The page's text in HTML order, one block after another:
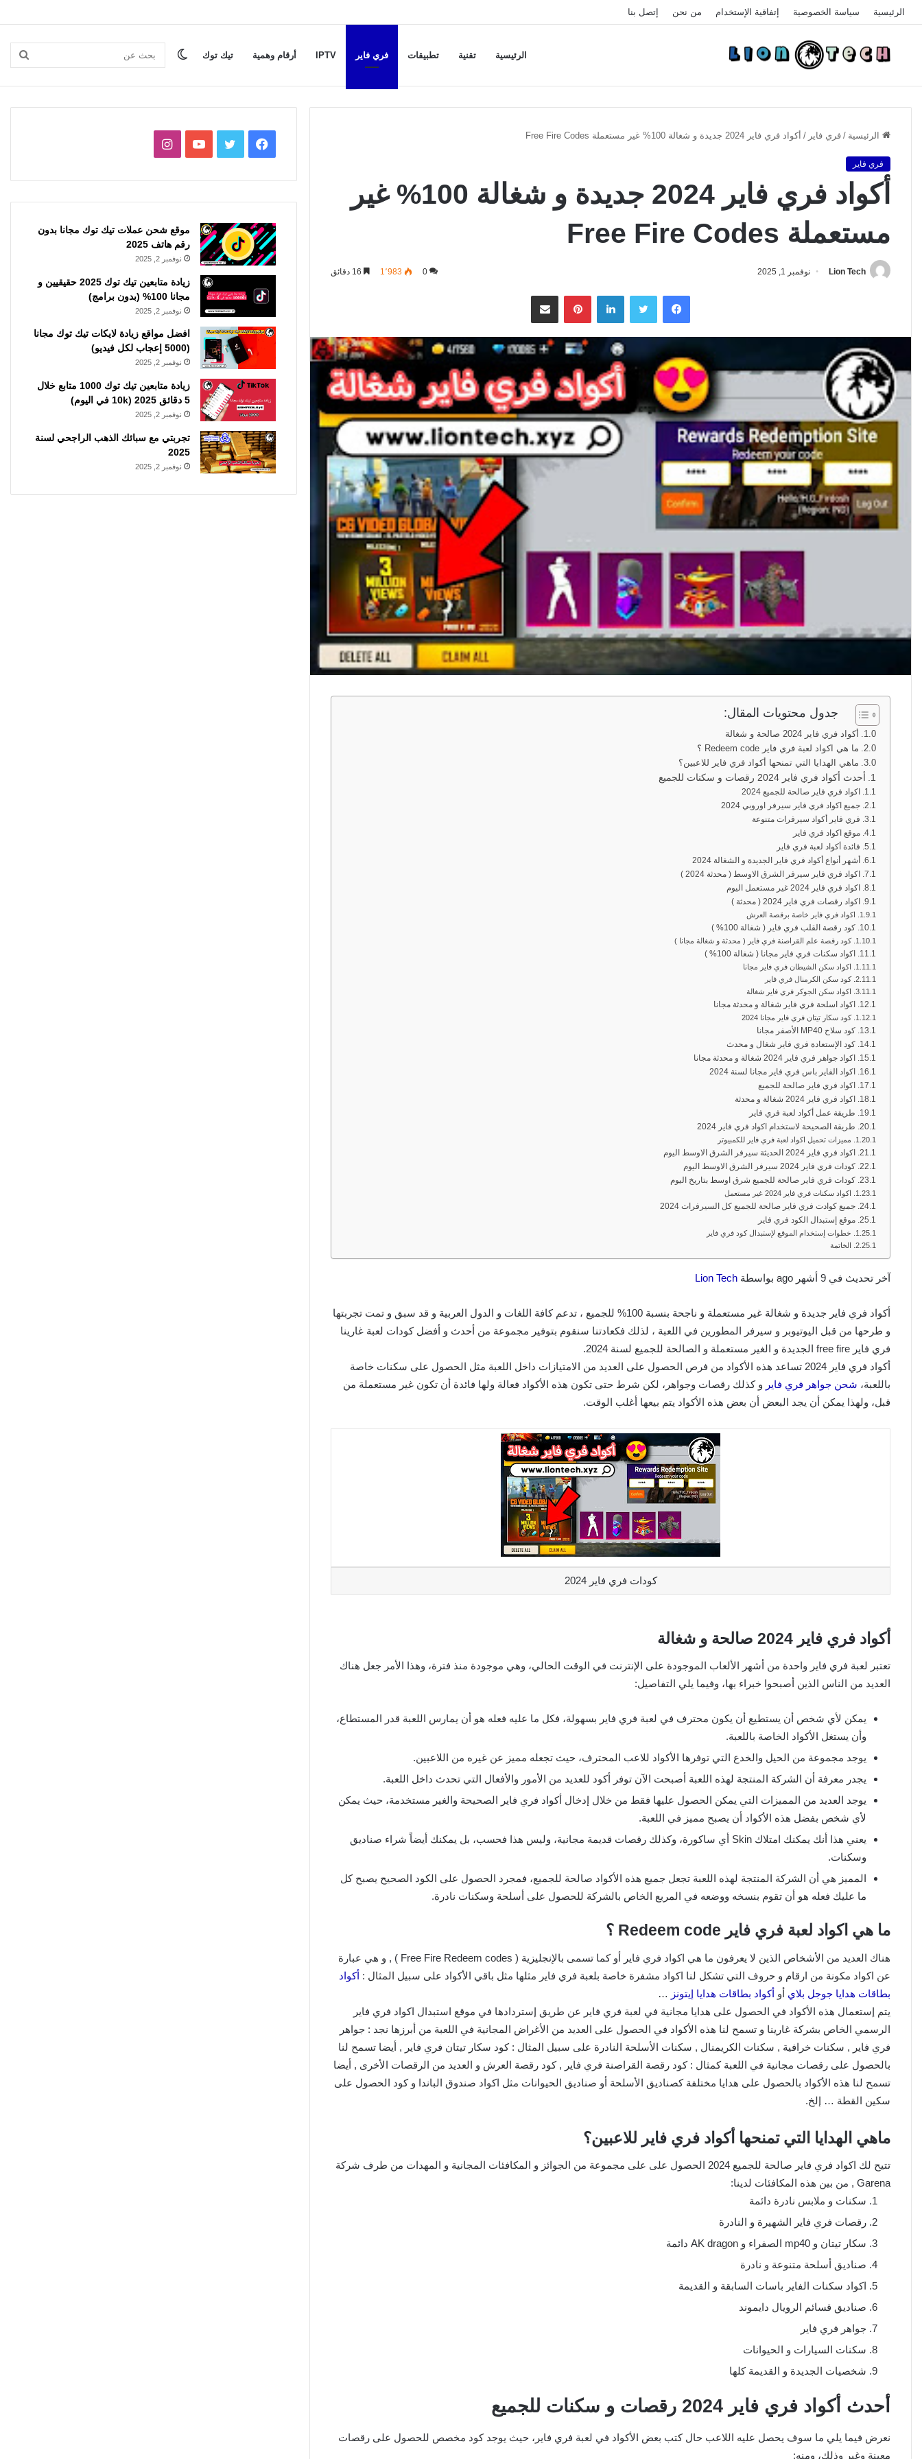
الرئيسية سياسة الخصوصية إتفاقية الإستخدام من نحن إتصل بنا
الرئيسية تقنية تطبيقات فري فاير IPTV أرقام وهمية تيك توك بحث الوضع
الرئيسية / فري فاير / أكواد فري فاير 2024 جديدة و شغالة 100% غير مستعملة Free Fire Codes
فري فاير
أكواد فري فاير 2024 جديدة و شغالة 100% غير
مستعملة Free Fire Codes
Lion Tech نوفمبر 1, 2025 0 1٬983
فيسبوك تويتر لينكدإن بينتيريستمشاركة عبر البريد
جدول محتويات المقال:
أكواد فري فاير 2024 صالحة و شغالة
ما هي اكواد لعبة فري فاير Redeem code ؟
ماهي الهدايا التي تمنحها أكواد فري فاير للاعبين؟
أحدث أكواد فري فاير 2024 رقصات و سكنات للجميع
اكواد فري فاير صالحة للجميع 2024
جميع اكواد فري فاير سيرفر اوروبي 2024
فري فاير أكواد سيرفرات متنوعة
موقع اكواد فري فاير
فائدة أكواد لعبة فري فاير
أشهر أنواع أكواد فري فاير الجديدة و الشغالة 2024
اكواد فري فاير سيرفر الشرق الاوسط ( محدثة 2024 )
اكواد فري فاير 2024 غير مستعمل اليوم
اكواد رقصات فري فاير 2024 ( محدثة )
اكواد فري فاير خاصة برقصة العرش
كود رقصة القلب فري فاير ( شغالة 100% )
كود رقصة علم القراصنة فري فاير ( محدثة و شغالة مجانا )
اكواد سكنات فري فاير مجانا ( شغالة 100% )
اكواد سكن الشيطان فري فاير مجانا
كود سكن الكرمنال فري فاير
اكواد سكن الجوكر فري فاير شغالة
اكواد اسلحة فري فاير شغالة و محدثة مجانا
كود سكار تيتان فري فاير مجانا 2024
كود سلاح MP40 الأصفر مجانا
كود الإستعادة فري فاير شغال و محدث
اكواد جواهر فري فاير 2024 شغالة و محدثة مجانا
اكواد الفاير باس فري فاير مجانا لسنة 2024
اكواد فري فاير صالحة للجميع
اكواد فري فاير 2024 شغالة و محدثة
طريقة عمل أكواد لعبة فري فاير
طريقة الصحيحة لاستخدام اكواد فري فاير 2024
مميزات تحميل اكواد لعبة فري فاير للكمبيوتر
اكواد فري فاير 2024 الحديثة سيرفر الشرق الاوسط اليوم
كودات فري فاير 2024 سيرفر الشرق الاوسط اليوم
كودات فري فاير صالحة للجميع شرق اوسط بتاريخ اليوم
اكواد سكنات فري فاير 2024 غير مستعمل
جميع كوادت فري فاير صالحة للجميع كل السيرفرات 2024
موقع إستبدال الكود فري فاير
خطوات إستخدام الموقع لإستبدال كود فري فاير
الخاتمة
آخر تحديث في 9 أشهر ago بواسطة Lion Tech
أكواد فري فاير جديدة و شغالة غير مستعملة و ناجحة بنسبة 100% للجميع ، تدعم كافة اللغات و الدول العربية و قد سبق و تمت تجربتها
و طرحها من قبل اليوتيوبر و سيرفر المطورين في اللعبة ، لذلك فكعادتنا سنقوم بتوفير مجموعة من أحدث و أفضل كودات لعبة غارينا
فري فاير free fire الجديدة و الغير مستعملة و الصالحة للجميع لسنة 2024.
أكواد فري فاير 2024 تساعد هذه الأكواد من فرص الحصول على العديد من الامتيازات داخل اللعبة مثل الحصول على سكنات خاصة
باللعبة، شحن جواهر فري فاير و كذلك رقصات وجواهر، لكن شرط حتى تكون هذه الأكواد فعالة ولها فائدة أن تكون غير مستعملة من
قبل، ولهذا يمكن أن يجد البعض أن بعض هذه الأكواد يتم بيعها أغلب الوقت.
كودات فري فاير 2024
أكواد فري فاير 2024 صالحة و شغالة
تعتبر لعبة فري فاير واحدة من أشهر الألعاب الموجودة على الإنترنت في الوقت الحالي، وهي موجودة منذ فترة، وهذا الأمر جعل هناك
العديد من الناس الذين أصبحوا خبراء بها، وفيما يلي التفاصيل:
يمكن لأي شخص أن يستطيع أن يكون محترف في لعبة فري فاير بسهولة، فكل ما عليه فعله هو أن يمارس اللعبة قدر المستطاع،
وأن يستغل الأكواد الخاصة باللعبة.
يوجد مجموعة من الحيل والخدع التي توفرها الأكواد للاعب المحترف، حيث تجعله مميز عن غيره من اللاعبين.
يجدر معرفة أن الشركة المنتجة لهذه اللعبة أصبحت الآن توفر أكود للعديد من الأمور والأفعال التي تحدث داخل اللعبة.
يوجد العديد من المميزات التي يمكن الحصول عليها فقط من خلال إدخال أكواد فري فاير الصحيحة والغير مستخدمة، حيث يمكن
لأي شخص بفضل هذه الأكواد أن يصبح مميز في اللعبة.
يعني هذا أنك يمكنك امتلاك Skin أي ساكورة، وكذلك رقصات قديمة مجانية، وليس هذا فحسب، بل يمكنك أيضاً شراء صناديق
وسكنات.
المميز هي أن الشركة المنتجة لهذه اللعبة تجعل جميع هذه الأكواد صالحة للجميع، فمجرد الحصول على الكود الصحيح يصبح كل
ما عليك فعله هو أن تقوم بنسخه ووضعه في المربع الخاص بالشركة للحصول على أسلحة وسكنات نادرة.
ما هي اكواد لعبة فري فاير Redeem code ؟
هناك العديد من الأشخاص الذين لا يعرفون ما هي اكواد فري فاير أو كما تسمى بالإنجليزية ( Free Fire Redeem codes ) , و هي عبارة
عن اكواد مكونة من ارقام و حروف التي تشكل لنا اكواد مشفرة خاصة بلعبة فري فاير مثلها مثل باقي الأكواد على سبيل المثال : أكواد
بطاقات هدايا جوجل بلاي أو أكواد بطاقات هدايا إيتونز …
يتم إستعمال هذه الأكواد في الحصول على هدايا مجانية في لعبة فري فاير عن طريق إستردادها في موقع استبدال اكواد فري فاير
الرسمي الخاص بشركة غارينا و تسمح لنا هذه الأكواد في الحصول على العديد من الأغراض المجانية في اللعبة من أبرزها نجد : جواهر
فري فاير , سكنات خرافية , سكنات الكريمنال , سكنات الأسلحة النادرة على سبيل المثال : كود سكار تيتان فري فاير , أيضا تسمح لنا
بالحصول على رقصات مجانية في اللعبة كمثال : كود رقصة القراصنة فري فاير , كود رقصة العرش و العديد من الرقصات الأخرى , أيضا
تسمح لنا هذه الأكواد بالحصول على هدايا مختلفة كصناديق الأسلحة أو صناديق الحيوانات مثل اكواد صندوق الباندا و كود الحصول على
سكين القطة … إلخ.
ماهي الهدايا التي تمنحها أكواد فري فاير للاعبين؟
تتيح لك اكواد فري فاير صالحة للجميع 2024 الحصول على على مجموعة من الجوائز و المكافئات المجانية و المهدات من طرف شركة
Garena , من بين هذه المكافئات لدينا:
سكنات و ملابس نادرة دائمة
رقصات فري فاير الشهيرة و النادرة
سكار تيتان و mp40 الصفراء و AK dragon دائمة
صناديق أسلحة متنوعة و نادرة
اكواد سكنات الفاير باسات السابقة و القديمة
صناديق قسائم الرويال دايموند
جواهر فري فاير
سكنات السيارات و الحيوانات
شخصيات الجديدة و القديمة كلها
أحدث أكواد فري فاير 2024 رقصات و سكنات للجميع
نعرض فيما يلي ما سوف يحصل عليه اللاعب حال كتب بعض الأكواد في لعبة فري فاير، حيث يوجد كود مخصص للحصول على رقصات
معينة وغير وذلك، ومنه:
فيسبوكتويتر يوتيوبانستقرام
موقع شحن عملات تيك توك مجانا بدون
رقم هاتف 2025
نوفمبر 2, 2025
زيادة متابعين تيك توك 2025 حقيقيين و
مجانا 100% (بدون برامج)
نوفمبر 2, 2025
افضل مواقع زيادة لايكات تيك توك مجانا
(5000 إعجاب لكل فيديو)
نوفمبر 2, 2025
زيادة متابعين تيك توك 1000 متابع خلال
5 دقائق 2025 (10k في اليوم)
نوفمبر 2, 2025
تجربتي مع سبائك الذهب الراجحي لسنة
2025
نوفمبر 2, 2025